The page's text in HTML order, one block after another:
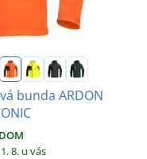
bunda ARDON
8. u vás